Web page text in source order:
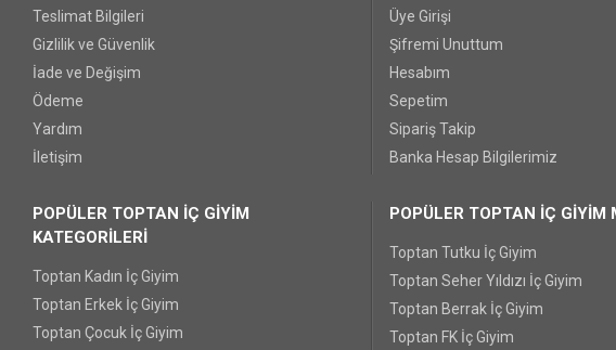
Teslimat Bilgileri
Gizlilik ve Güvenlik
İade ve Değişim
Ödeme
Yardım
İletişim
Üye Girişi
Şifremi Unuttum
Hesabım
Sepetim
Sipariş Takip
Banka Hesap Bilgilerimiz
POPÜLER TOPTAN İÇ GİYİM
KATEGORİLERİ
Toptan Kadın İç Giyim
Toptan Erkek İç Giyim
Toptan Çocuk İç Giyim
POPÜLER TOPTAN İÇ GİYİM
Toptan Tutku İç Giyim
Toptan Seher Yıldızı İç Giyim
Toptan Berrak İç Giyim
Toptan FK İç Giyim